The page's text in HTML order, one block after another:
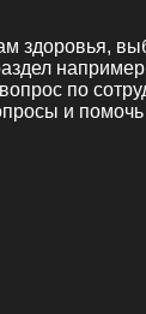
здоровья,
например
по
и помочь